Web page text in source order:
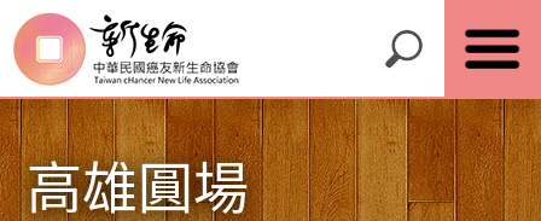
高雄圓場